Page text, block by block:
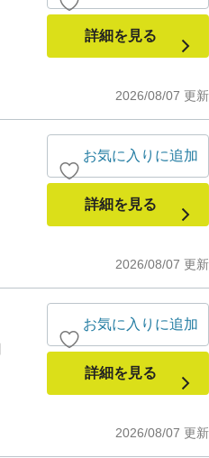
2026/08/07 更新
詳細を見る
2026/08/07 更新
お気に入りに追加
詳細を見る
2026/08/07 更新
お気に入りに追加
詳細を見る